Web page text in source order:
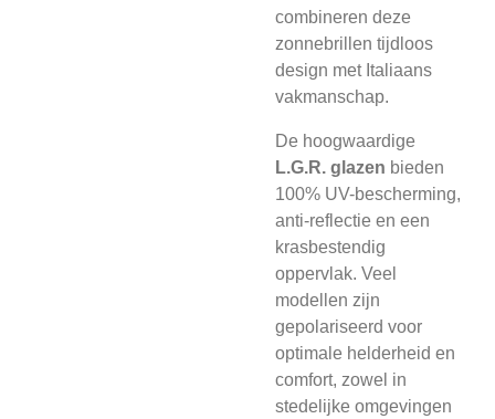
combineren deze
zonnebrillen tijdloos
design met Italiaans
vakmanschap.
De hoogwaardige
L.G.R. glazen bieden
100% UV-bescherming,
anti-reflectie en een
krasbestendig
oppervlak. Veel
modellen zijn
gepolariseerd voor
optimale helderheid en
comfort, zowel in
stedelijke omgevingen